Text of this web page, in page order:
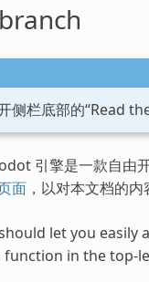
栏底部的“Read
引擎是一款自由
面，以对本文档的内
let you
function in the top-